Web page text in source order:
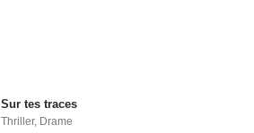
Sur tes traces
Thriller, Drame